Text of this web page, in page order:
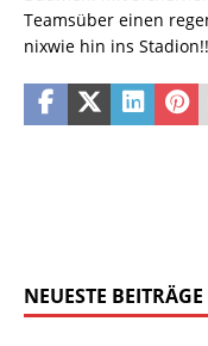
Teamsüber einen
nixwie hin ins
NEUESTE BEITRÄGE